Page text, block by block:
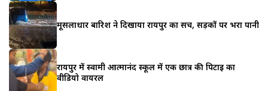
मूसलाधार बारिश ने दिखाया रायपुर का सच, सड़कों पर भरा पानी
रायपुर में स्वामी आत्मानंद स्कूल में एक छात्र की पिटाई का
वीडियो वायरल